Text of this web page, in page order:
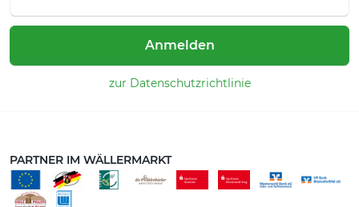
Anmelden
zur Datenschutzrichtlinie
PARTNER IM WÄLLERMARKT